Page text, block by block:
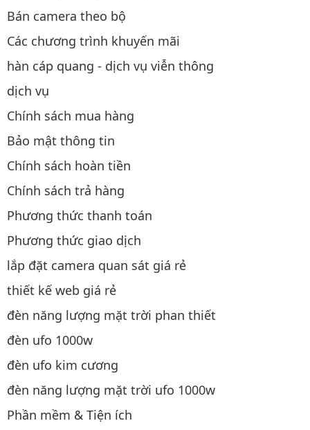
Bán camera theo bộ
Các chương trình khuyến mãi
hàn cáp quang - dịch vụ viễn thông
dịch vụ
Chính sách mua hàng
Bảo mật thông tin
Chính sách hoàn tiền
Chính sách trả hàng
Phương thức thanh toán
Phương thức giao dịch
lắp đặt camera quan sát giá rẻ
thiết kế web giá rẻ
đèn năng lượng mặt trời phan thiết
đèn ufo 1000w
đèn ufo kim cương
đèn năng lượng mặt trời ufo 1000w
Phần mềm & Tiện ích